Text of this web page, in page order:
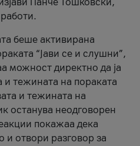
беше активирана
“Јави се и слушни”,
можност директно да ја
и тежината на пораката
и тежината на
останува неодговорен
покажаа дека
и отвори разговор за